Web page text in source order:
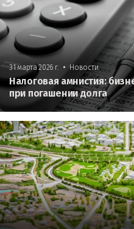
31 марта 2026 г. • Новости
Налоговая амнистия:
при погашении долга